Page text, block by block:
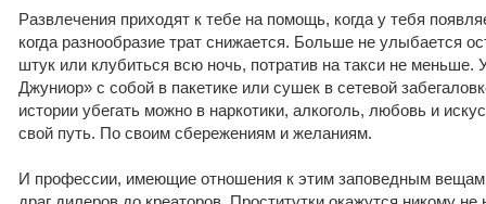
Развлечения приходят к тебе на помощь, когда у тебя
когда разнообразие трат снижается. Больше не улыбается
штук или клубиться всю ночь, потратив на такси не меньше.
Джуниор» с собой в пакетике или сушек в сетевой
истории убегать можно в наркотики, алкоголь, любовь и
свой путь. По своим сбережениям и желаниям.
И профессии, имеющие отношения к этим заповедным